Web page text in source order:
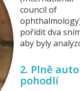
council of
pořídit dva
aby byly
2. Plně
pohodlí